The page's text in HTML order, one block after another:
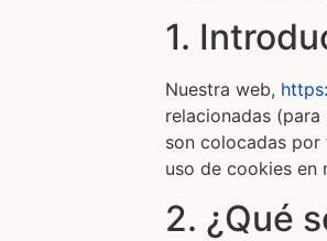
1.
Nuestra web,
relacionadas
son colocadas
uso de cookies en
2. ¿Qué